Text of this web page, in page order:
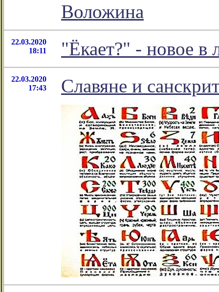
Воложина
22.03.2020
18:11
"Ёкает?" - новое в
22.03.2020
17:43
Славяне и